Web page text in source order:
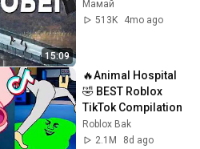
15:09
Мамай
513K
4mo ago
🔥Animal Hospital
🤣 BEST Roblox
TikTok Compilation
Roblox Bak
2.1M
8d ago